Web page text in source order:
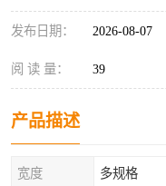
发布日期： 2026-08-07
阅 读 量： 39
产品描述
宽度 多规格